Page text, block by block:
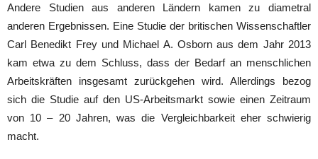
Andere Studien aus anderen Ländern kamen zu diametral
anderen Ergebnissen. Eine Studie der britischen Wissenschaftler
Carl Benedikt Frey und Michael A. Osborn aus dem Jahr 2013
kam etwa zu dem Schluss, dass der Bedarf an menschlichen
Arbeitskräften insgesamt zurückgehen wird. Allerdings bezog
sich die Studie auf den US-Arbeitsmarkt sowie einen Zeitraum
von 10 – 20 Jahren, was die Vergleichbarkeit eher schwierig
macht.